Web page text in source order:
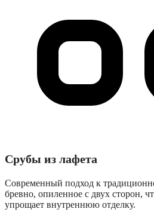
Срубы из лафета
Современный подход к
бревно, опиленное с двух сторон,
упрощает внутреннюю отделку.